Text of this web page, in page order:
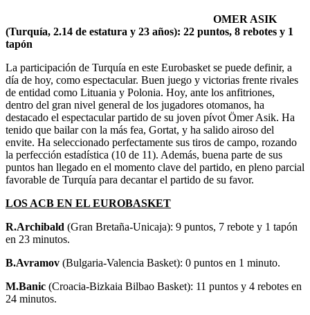
OMER ASIK
(Turquía, 2.14 de estatura y 23 años): 22 puntos, 8 rebotes y 1
tapón
La participación de Turquía en este Eurobasket se puede definir, a
día de hoy, como espectacular. Buen juego y victorias frente rivales
de entidad como Lituania y Polonia. Hoy, ante los anfitriones,
dentro del gran nivel general de los jugadores otomanos, ha
destacado el espectacular partido de su joven pívot Ömer Asik. Ha
tenido que bailar con la más fea, Gortat, y ha salido airoso del
envite. Ha seleccionado perfectamente sus tiros de campo, rozando
la perfección estadística (10 de 11). Además, buena parte de sus
puntos han llegado en el momento clave del partido, en pleno parcial
favorable de Turquía para decantar el partido de su favor.
LOS ACB EN EL EUROBASKET
R.Archibald (Gran Bretaña-Unicaja): 9 puntos, 7 rebote y 1 tapón
en 23 minutos.
B.Avramov (Bulgaria-Valencia Basket): 0 puntos en 1 minuto.
M.Banic (Croacia-Bizkaia Bilbao Basket): 11 puntos y 4 rebotes en
24 minutos.